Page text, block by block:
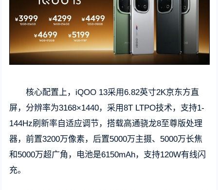
核心配置上，iQOO 13采用6.82英寸2K京东方直
屏，分辨率为3168×1440，采用8T LTPO技术，支持1-
144Hz刷新率自适应调节，搭载高通骁龙8至尊版处理
器，前置3200万像素，后置5000万主摄、5000万长焦
和5000万超广角，电池是6150mAh，支持120W有线闪
充。